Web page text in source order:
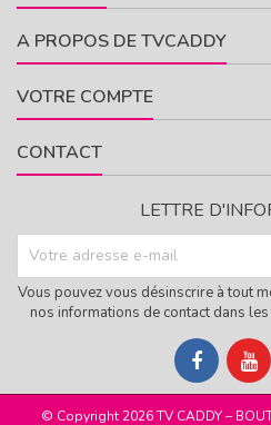
A PROPOS DE TVCADDY
VOTRE COMPTE
CONTACT
LETTRE
Vous pouvez vous désinscrire à tout
nos informations de contact dans
© Copyright 2026 TV CADDY –